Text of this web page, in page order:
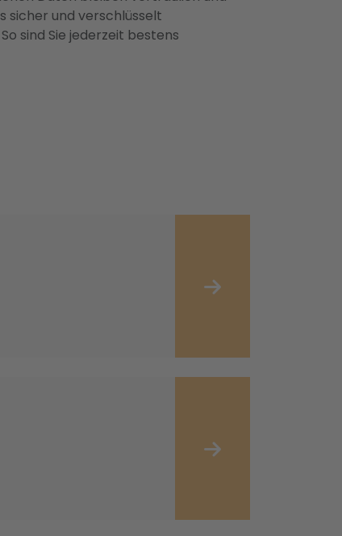
sicher und verschlüsselt
sind Sie jederzeit bestens